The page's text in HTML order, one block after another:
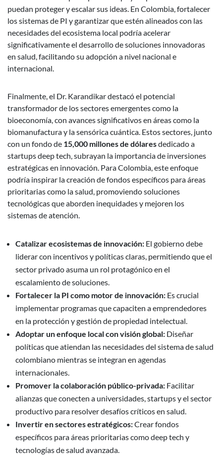
puedan proteger y escalar sus ideas. En Colombia, fortalecer
los sistemas de PI y garantizar que estén alineados con las
necesidades del ecosistema local podría acelerar
significativamente el desarrollo de soluciones innovadoras
en salud, facilitando su adopción a nivel nacional e
internacional.
Finalmente, el Dr. Karandikar destacó el potencial
transformador de los sectores emergentes como la
bioeconomía, con avances significativos en áreas como la
biomanufactura y la sensórica cuántica. Estos sectores, junto
con un fondo de 15,000 millones de dólaresdedicado a
startups deep tech, subrayan la importancia de inversiones
estratégicas en innovación. Para Colombia, este enfoque
podría inspirar la creación de fondos específicos para áreas
prioritarias como la salud, promoviendo soluciones
tecnológicas que aborden inequidades y mejoren los
sistemas de atención.
Catalizar ecosistemas de innovación: El gobierno debe
liderar con incentivos y políticas claras, permitiendo que el
sector privado asuma un rol protagónico en el
escalamiento de soluciones.
Fortalecer la PI como motor de innovación: Es crucial
implementar programas que capaciten a emprendedores
en la protección y gestión de propiedad intelectual.
Adoptar un enfoque local con visión global: Diseñar
políticas que atiendan las necesidades del sistema de salud
colombiano mientras se integran en agendas
internacionales.
Promover la colaboración público-privada: Facilitar
alianzas que conecten a universidades, startups y el sector
productivo para resolver desafíos críticos en salud.
Invertir en sectores estratégicos:Crear fondos
específicos para áreas prioritarias como deep tech y
tecnologías de salud avanzada.